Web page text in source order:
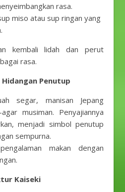
rasa.
miso atau sup ringan yang
kembali lidah dan perut
rasa.
Hidangan Penutup
segar, manisan Jepang
musiman. Penyajiannya
menjadi simbol penutup
sempurna.
makan dengan
Kaiseki